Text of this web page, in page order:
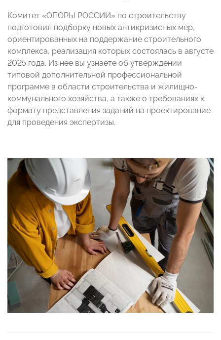
Комитет «ОПОРЫ РОССИИ» по строительству
подготовил подборку новых антикризисных мер,
ориентированных на поддержание строительного
комплекса, реализация которых состоялась в августе
2025 года. Из нее вы узнаете об утверждении
типовой дополнительной профессиональной
программе в области строительства и жилищно-
коммунального хозяйства, а также о требованиях к
формату представления заданий на проектирование
для проведения экспертизы.